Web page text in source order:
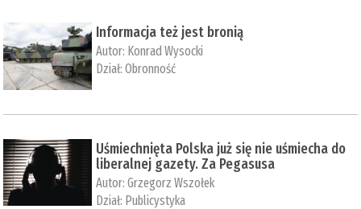
Informacja też jest bronią
Autor: Konrad Wysocki
Dział:Obronność
Uśmiechnięta Polska już się nie uśmiecha do
liberalnej gazety. Za Pegasusa
Autor:Grzegorz Wszołek
Dział: Publicystyka